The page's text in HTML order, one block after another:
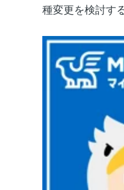
種変更を検討す